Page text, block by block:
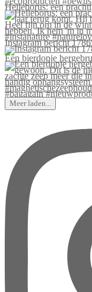
Helleborus: een
Instagram bericht
Een bierdopje
Meer laden...